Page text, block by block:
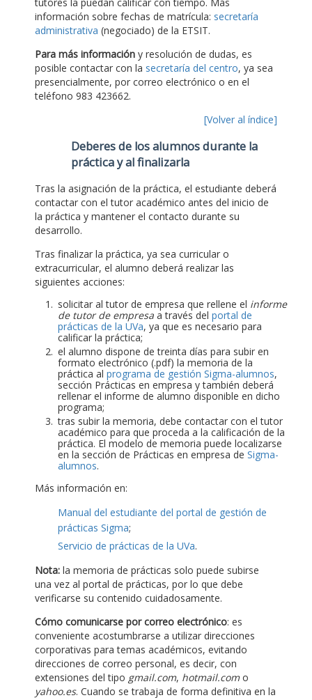
tutores la puedan calificar con tiempo. Más
información sobre fechas de matrícula: secretaría
administrativa (negociado) de la ETSIT.
Para más información y resolución de dudas, es
posible contactar con la secretaría del centro, ya sea
presencialmente, por correo electrónico o en el
teléfono 983 423662.
[Volver al índice]
Deberes de los alumnos durante la
práctica y al finalizarla
Tras la asignación de la práctica, el estudiante deberá
contactar con el tutor académico antes del inicio de
la práctica y mantener el contacto durante su
desarrollo.
Tras finalizar la práctica, ya sea curricular o
extracurricular, el alumno deberá realizar las
siguientes acciones:
solicitar al tutor de empresa que rellene el informe
de tutor de empresa a través del portal de
prácticas de la UVa, ya que es necesario para
calificar la práctica;
el alumno dispone de treinta días para subir en
formato electrónico (.pdf) la memoria de la
práctica al programa de gestión Sigma-alumnos,
sección Prácticas en empresa y también deberá
rellenar el informe de alumno disponible en dicho
programa;
tras subir la memoria, debe contactar con el tutor
académico para que proceda a la calificación de la
práctica. El modelo de memoria puede localizarse
en la sección de Prácticas en empresa de Sigma-
alumnos.
Más información en:
Manual del estudiante del portal de gestión de
prácticas Sigma;
Servicio de prácticas de la UVa.
Nota: la memoria de prácticas solo puede subirse
una vez al portal de prácticas, por lo que debe
verificarse su contenido cuidadosamente.
Cómo comunicarse por correo electrónico: es
conveniente acostumbrarse a utilizar direcciones
corporativas para temas académicos, evitando
direcciones de correo personal, es decir, con
extensiones del tipo gmail.com, hotmail.como
yahoo.es. Cuando se trabaja de forma definitiva en la